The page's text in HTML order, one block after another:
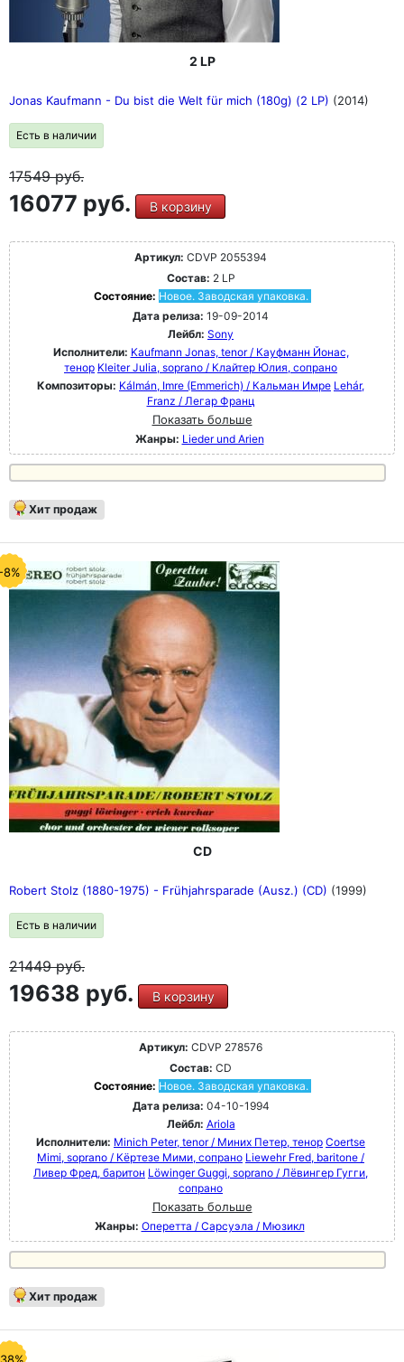
2 LP
Jonas Kaufmann - Du bist die Welt für mich (180g) (2 LP) (2014)
Есть в наличии
17549руб.
16077 руб. В корзину
Артикул: CDVP 2055394
Состав: 2 LP
Состояние: Новое. Заводская упаковка.
Дата релиза: 19-09-2014
Лейбл: Sony
Исполнители: Kaufmann Jonas, tenor / Кауфманн Йонас,
тенор Kleiter Julia, soprano / Клайтер Юлия, сопрано
Композиторы: Kálmán, Imre (Emmerich) / Кальман Имре Lehár,
Franz / Легар Франц
Показать больше
Жанры: Lieder und Arien
Хит продаж
8%
CD
Robert Stolz (1880-1975) - Frühjahrsparade (Ausz.) (CD) (1999)
Есть в наличии
21449руб.
19638 руб. В корзину
Артикул: CDVP 278576
Состав: CD
Состояние: Новое. Заводская упаковка.
Дата релиза: 04-10-1994
Лейбл: Ariola
Исполнители: Minich Peter, tenor / Миних Петер, тенор Coertse
Mimi, soprano / Кёртезе Мими, сопрано Liewehr Fred, baritone /
Ливер Фред, баритон Löwinger Guggi, soprano / Лёвингер Гугги,
сопрано
Показать больше
Жанры: Оперетта / Сарсуэла / Мюзикл
Хит продаж